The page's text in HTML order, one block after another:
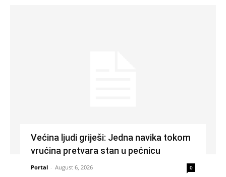
Većina ljudi griješi: Jedna navika tokom
vrućina pretvara stan u pećnicu
Portal - August 6, 2026 0